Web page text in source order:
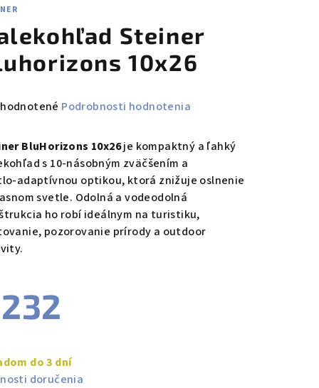
Steiner
10x26
Podrobnosti hodnotenia
BluHorizons 10x26je kompaktný a ľahký
s 10‑násobným zväčšením a
optikou, ktorá znižuje oslnenie
svetle. Odolná a vodeodolná
ho robí ideálnym na turistiku,
pozorovanie prírody a outdoor
do 3 dní
doručenia